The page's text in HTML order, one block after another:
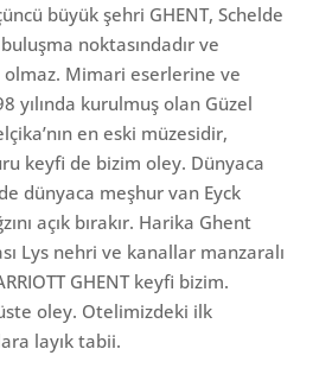
büyük şehri GHENT, Schelde
noktasındadır ve
olmaz. Mimari eserlerine ve
yılında kurulmuş olan Güzel
en eski müzesidir,
keyfi de bizim oley. Dünyaca
dünyaca meşhur van Eyck
açık bırakır. Harika Ghent
Lys nehri ve kanallar manzaralı
GHENT keyfi bizim.
oley. Otelimizdeki ilk
layık tabii.